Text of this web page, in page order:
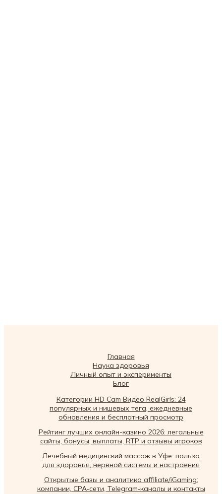
Главная
Наука здоровья
Личный опыт и эксперименты
Блог
Категории HD Cam Видео RealGirls: 24
популярных и нишевых тега, ежедневные
обновления и бесплатный просмотр
Рейтинг лучших онлайн-казино 2026: легальные
сайты, бонусы, выплаты, RTP и отзывы игроков
Лечебный медицинский массаж в Уфе: польза
для здоровья, нервной системы и настроения
Открытые базы и аналитика affiliate/iGaming:
компании, CPA‑сети, Telegram‑каналы и контакты